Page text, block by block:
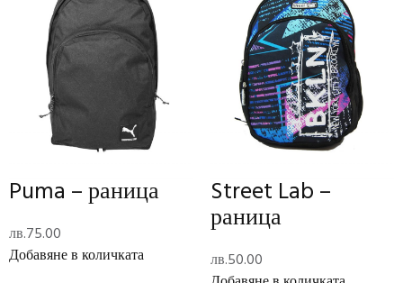
Допълнителна информация
0.31 кг
Размери9 × 25 × 21 см
Отзиви (0)
Reviews
There are no reviews yet.
Раници,Ученически пособия
Puma – раница
лв.75.00
Добавяне в количката
Street Lab –
раница
лв.50.00